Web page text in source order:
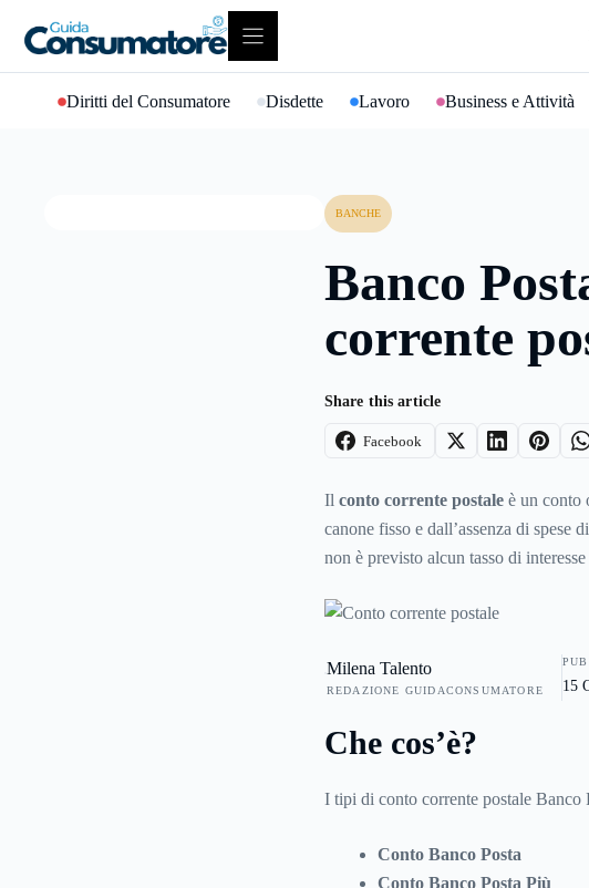
contenuto
Diritti del Consumatore Disdette Lavoro Business e Attività
BANCHE
Banco
corrente
Share this article
Facebook
Il conto corrente postaleè un conto
canone fisso e dall’assenza di spese
non è previsto alcun tasso di
banking, con una serie di operazioni
Milena Talento
REDAZIONE GUIDACONSUMATORE 15
Che cos’è?
I tipi di conto corrente postale
Conto Banco Posta
Conto Banco Posta Più